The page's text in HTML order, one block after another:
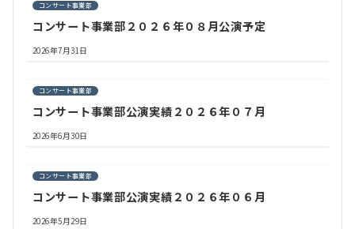
コンサート事業部
コンサート事業部２０２６年０８月公演予定
2026年7月31日
コンサート事業部
コンサート事業部公演実績２０２６年０７月
2026年6月30日
コンサート事業部
コンサート事業部公演実績２０２６年０６月
2026年5月29日